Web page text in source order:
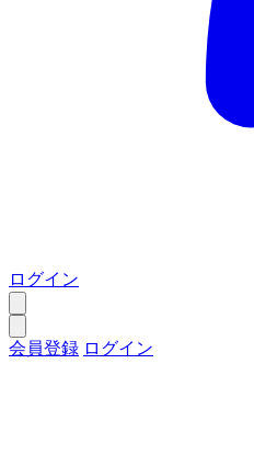
ログイン
会員登録 ログイン